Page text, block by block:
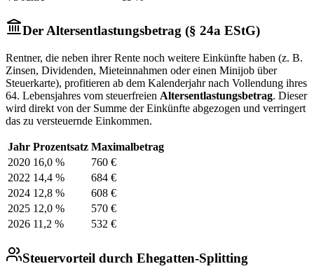
Der Altersentlastungsbetrag (§ 24a EStG)
Rentner, die neben ihrer Rente noch weitere Einkünfte haben (z. B.
Zinsen, Dividenden, Mieteinnahmen oder einen Minijob über
Steuerkarte), profitieren ab dem Kalenderjahr nach Vollendung ihres
64. Lebensjahres vom steuerfreien Altersentlastungsbetrag. Dieser
wird direkt von der Summe der Einkünfte abgezogen und verringert
das zu versteuernde Einkommen.
Jahr Prozentsatz Maximalbetrag
2020 16,0 %
760 €
2022 14,4 %
684 €
2024 12,8 %
608 €
2025 12,0 %
570 €
2026 11,2 % 532 €
Steuervorteil durch Ehegatten-Splitting